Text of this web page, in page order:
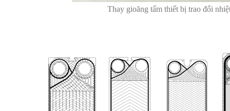
Thay gioăng tấm thiết bị trao đổi